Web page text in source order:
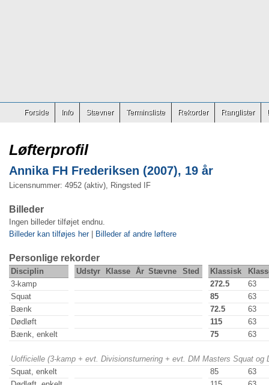
Forside Info Stævner Terminsliste Rekorder Ranglister
Løfterprofil
Annika FH Frederiksen (2007), 19 år
Licensnummer: 4952 (aktiv), Ringsted IF
Billeder
Ingen billeder tilføjet endnu.
Billeder kan tilføjes her| Billeder af andre løftere
Personlige rekorder
Disciplin Udstyr Klasse År Stævne Sted Klassisk
3-kamp
272.5
63
Squat
85
63
Bænk
72.5
63
Dødløft
115
63
Bænk, enkelt
75 63
Uofficielle (3-kamp + evt. Divisionsturnering + evt. DM Masters Squat
Squat, enkelt
85
63